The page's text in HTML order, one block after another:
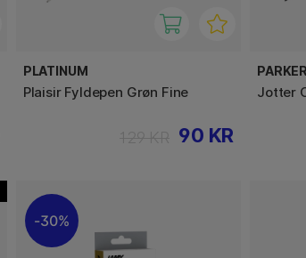
PLATINUM
Plaisir Fyldepen Grøn Fine
90 KR
PARKER
Jotter
30%